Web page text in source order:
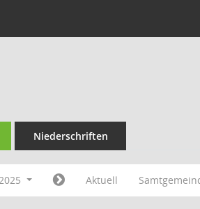
Niederschriften
Aktuell